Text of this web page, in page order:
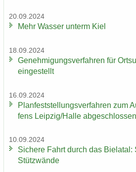
20.09.2024
Mehr Was­ser un­term Kiel
18.09.2024
Ge­neh­mi­gungs­ver­fah­ren für
ein­ge­stellt
16.09.2024
Plan­fest­stel­lungs­ver­fah­ren zum
fens Leip­zig/Halle ab­ge­schlos­sen
10.09.2024
Si­che­re Fahrt durch das Bie­la­tal:
Stüt­z­wän­de